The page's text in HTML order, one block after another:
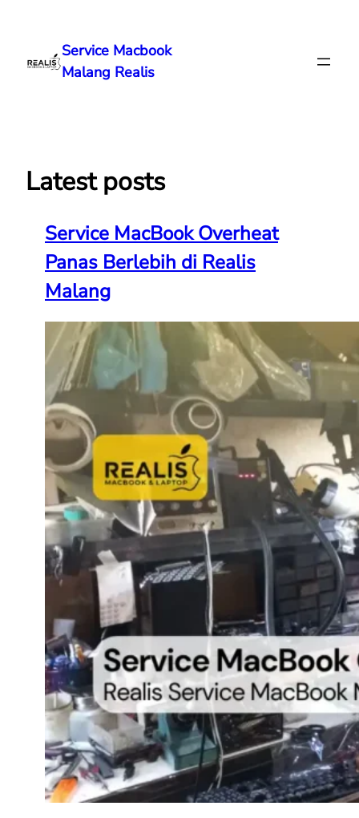
Service Macbook
Malang Realis
Latest posts
Service MacBook Overheat
Panas Berlebih di Realis
Malang